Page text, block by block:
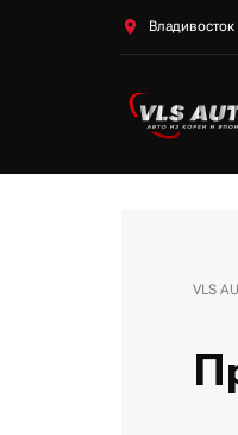
Владивосток
VLS